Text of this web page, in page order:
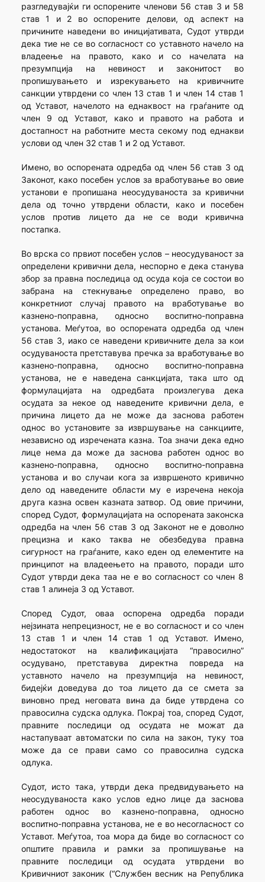
разгледувајќи ги оспорените членови 56 став 3 и 58
став 1 и 2 во оспорените делови, од аспект на
причините наведени во иницијативата, Судот утврди
дека тие не се во согласност со уставното начело на
владеење на правото, како и со начелата на
презумпција на невиност и законитост во
пропишувањето и изрекувањето на кривичните
санкции утврдени со член 13 став 1 и член 14 став 1
од Уставот, начелото на еднаквост на граѓаните од
член 9 од Уставот, како и правото на работа и
достапност на работните места секому под еднакви
услови од член 32 став 1 и 2 од Уставот.
Имено, во оспорената одредба од член 56 став 3 од
Законот, како посебен услов за вработување во овие
установи е пропишана неосудуваноста за кривични
дела од точно утврдени области, како и посебен
услов против лицето да не се води кривична
постапка.
Во врска со првиот посебен услов – неосудуваност за
определени кривични дела, неспорно е дека станува
збор за правна последица од осуда која се состои во
забрана на стекнување определено право, во
конкретниот случај правото на вработување во
казнено-поправна, односно воспитно-поправна
установа. Меѓутоа, во оспорената одредба од член
56 став 3, иако се наведени кривичните дела за кои
осудуваноста претставува пречка за вработување во
казнено-поправна, односно воспитно-поправна
установа, не е наведена санкцијата, така што од
формулацијата на одредбата произлегува дека
осудата за некое од наведените кривични дела, е
причина лицето да не може да заснова работен
однос во установите за извршување на санкциите,
независно од изречената казна. Тоа значи дека едно
лице нема да може да заснова работен однос во
казнено-поправна, односно воспитно-поправна
установа и во случаи кога за извршеното кривично
дело од наведените области му е изречена некоја
друга казна освен казната затвор. Од овие причини,
според Судот, формулацијата на оспорената законска
одредба на член 56 став 3 од Законот не е доволно
прецизна и како таква не обезбедува правна
сигурност на граѓаните, како еден од елементите на
принципот на владеењето на правото, поради што
Судот утврди дека таа не е во согласност со член 8
став 1 алинеја 3 од Уставот.
Според Судот, оваа оспорена одредба поради
нејзината непрецизност, не е во согласност и со член
13 став 1 и член 14 став 1 од Уставот. Имено,
недостатокот на квалификацијата “правосилно”
осудувано, претставува директна повреда на
уставното начело на презумпција на невиност,
бидејќи доведува до тоа лицето да се смета за
виновно пред неговата вина да биде утврдена со
правосилна судска одлука. Покрај тоа, според Судот,
правните последици од осудата не можат да
настапуваат автоматски по сила на закон, туку тоа
може да се прави само со правосилна судска
одлука.
Судот, исто така, утврди дека предвидувањето на
неосудуваноста како услов едно лице да заснова
работен однос во казнено-поправна, односно
воспитно-поправна установа, не е во несогласност со
Уставот. Меѓутоа, тоа мора да биде во согласност со
општите правила и рамки за пропишување на
правните последици од осудата утврдени во
Кривичниот законик (“Службен весник на Република